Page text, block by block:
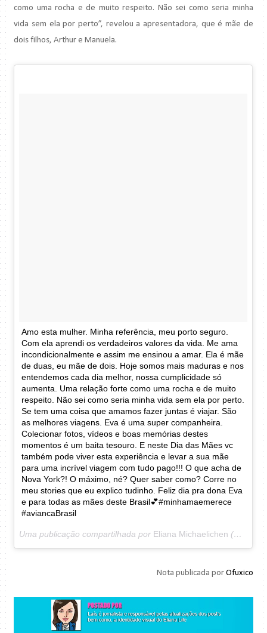
como uma rocha e de muito respeito. Não sei como seria minha
vida sem ela por perto”, revelou a apresentadora, que é mãe de
dois filhos, Arthur e Manuela.
Amo esta mulher. Minha referência, meu porto seguro.
Com ela aprendi os verdadeiros valores da vida. Me ama
incondicionalmente e assim me ensinou a amar. Ela é mãe
de duas, eu mãe de dois. Hoje somos mais maduras e nos
entendemos cada dia melhor, nossa cumplicidade só
aumenta. Uma relação forte como uma rocha e de muito
respeito. Não sei como seria minha vida sem ela por perto.
Se tem uma coisa que amamos fazer juntas é viajar. São
as melhores viagens. Eva é uma super companheira.
Colecionar fotos, vídeos e boas memórias destes
momentos é um baita tesouro. E neste Dia das Mães vc
também pode viver esta experiência e levar a sua mãe
para uma incrível viagem com tudo pago!!! O que acha de
Nova York?! O máximo, né? Quer saber como? Corre no
meu stories que eu explico tudinho. Feliz dia pra dona Eva
e para todas as mães deste Brasil💕#minhamaemerece
#aviancaBrasil
Uma publicação compartilhada por Eliana Michaelichen (@eliana) em
Nota publicada por Ofuxico